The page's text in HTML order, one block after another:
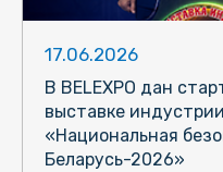
17.06.2026
В BELEXPO дан
выставке
«Национальная
Беларусь-2026»